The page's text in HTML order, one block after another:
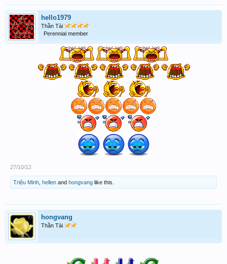
hello1979
Thần Tài
Perennial member
27/10/12
Triệu Minh hellen and hongvang like this.
hongvang
Thần Tài